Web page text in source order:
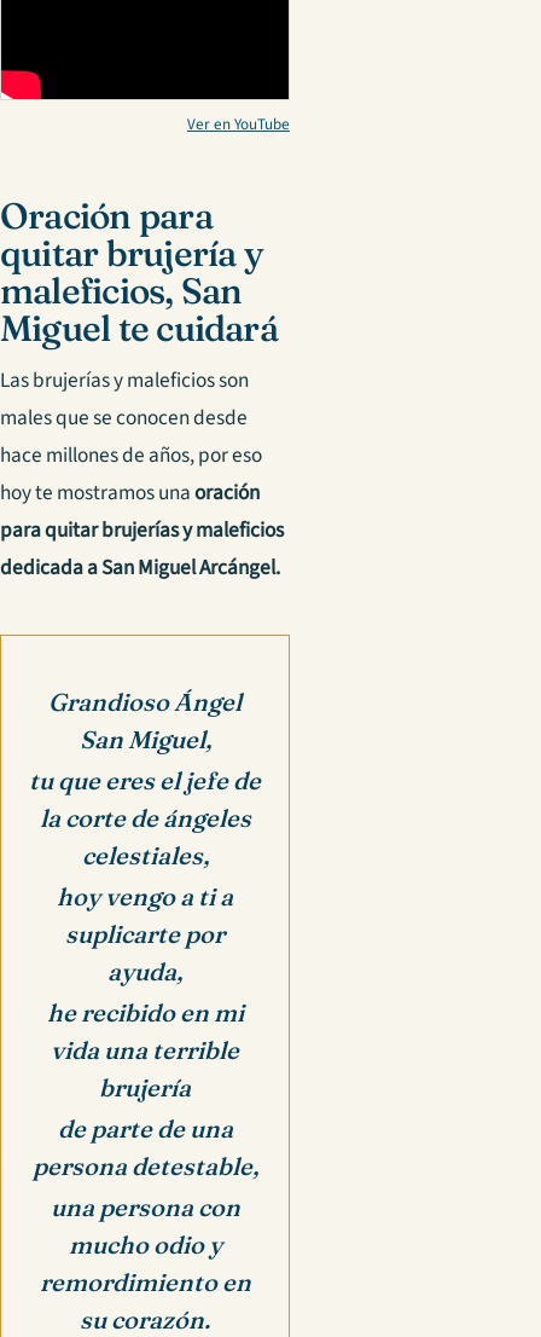
Ver en YouTube
Oración para
quitar brujería y
maleficios, San
Miguel te cuidará
Las brujerías y maleficios son
males que se conocen desde
hace millones de años, por eso
hoy te mostramos unaoración
para quitar brujerías y maleficios
dedicada a San Miguel Arcángel.
Grandioso Ángel
San Miguel,
tu que eres el jefe de
la corte de ángeles
celestiales,
hoy vengo a ti a
suplicarte por
ayuda,
he recibido en mi
vida una terrible
brujería
de parte de una
persona detestable,
una persona con
mucho odio y
remordimiento en
su corazón.